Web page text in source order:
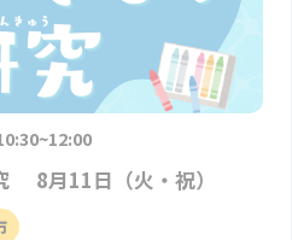
8月11日（火・祝）